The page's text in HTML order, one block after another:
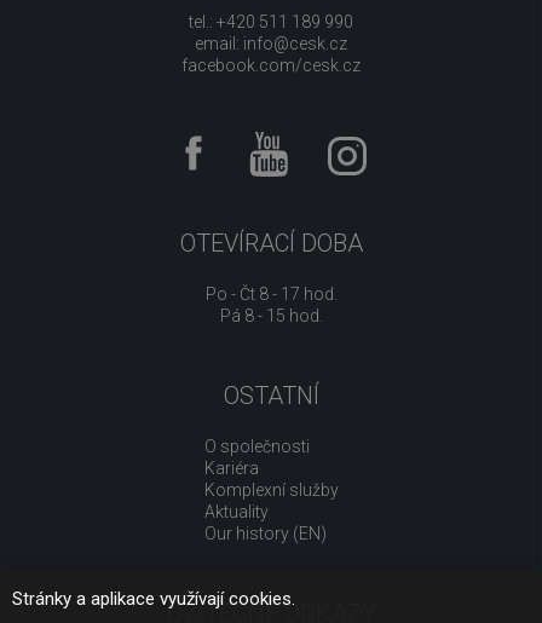
tel.: +420 511 189 990
email: info@cesk.cz
facebook.com/cesk.cz
OTEVÍRACÍ DOBA
Po - Čt 8 - 17 hod.
Pá 8 - 15 hod.
OSTATNÍ
O společnosti
Kariéra
Komplexní služby
Aktuality
Our history (EN)
UŽITEČNÉ ODKAZY
Stránky a aplikace využívají cookies.